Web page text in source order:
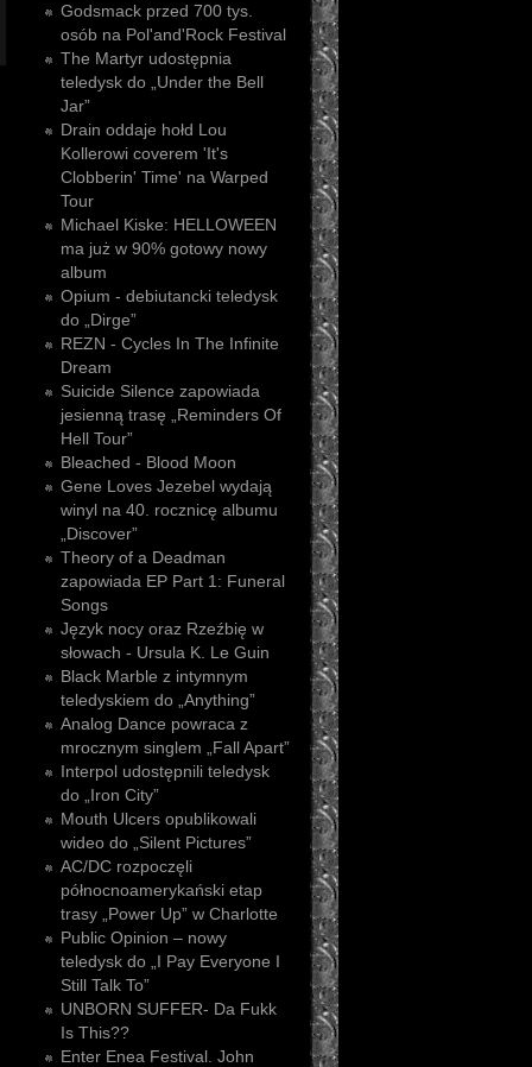
Godsmack przed 700 tys.
osób na Pol'and'Rock Festival
The Martyr udostępnia
teledysk do „Under the Bell
Jar”
Drain oddaje hołd Lou
Kollerowi coverem 'It's
Clobberin' Time' na Warped
Tour
Michael Kiske: HELLOWEEN
ma już w 90% gotowy nowy
album
Opium - debiutancki teledysk
do „Dirge”
REZN - Cycles In The Infinite
Dream
Suicide Silence zapowiada
jesienną trasę „Reminders Of
Hell Tour”
Bleached - Blood Moon
Gene Loves Jezebel wydają
winyl na 40. rocznicę albumu
„Discover”
Theory of a Deadman
zapowiada EP Part 1: Funeral
Songs
Język nocy oraz Rzeźbię w
słowach - Ursula K. Le Guin
Black Marble z intymnym
teledyskiem do „Anything”
Analog Dance powraca z
mrocznym singlem „Fall Apart”
Interpol udostępnili teledysk
do „Iron City”
Mouth Ulcers opublikowali
wideo do „Silent Pictures”
AC/DC rozpoczęli
północnoamerykański etap
trasy „Power Up” w Charlotte
Public Opinion – nowy
teledysk do „I Pay Everyone I
Still Talk To”
UNBORN SUFFER- Da Fukk
Is This??
Enter Enea Festival. John